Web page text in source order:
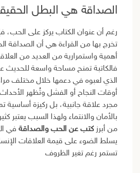
الصداقة هي البطل
رغم أن عنوان الكتاب يركز على الحب،
تخرج بها من القراءة هي أن الصداقة
أهمية واستمرارية من العديد من
فالكاتبة تمنح مساحة واسعة للحديث
الذي لعبوه في دعمها خلال مختلف
أوقات النجاح أو الفشل وتُظهر
مجرد علاقة جانبية، بل ركيزة أساسية
بالأمان والانتماء ولهذا السبب يعتبر
من أبرز كتب عن الحب والصداقة في
يسلط الضوء على قيمة العلاقات
تستمر رغم تغير الظروف